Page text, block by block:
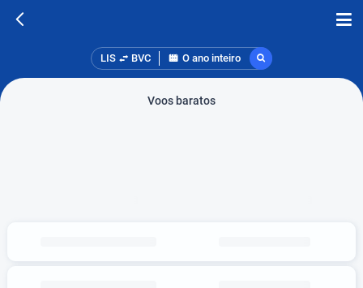
LIS BVC O ano inteiro
Voos baratos